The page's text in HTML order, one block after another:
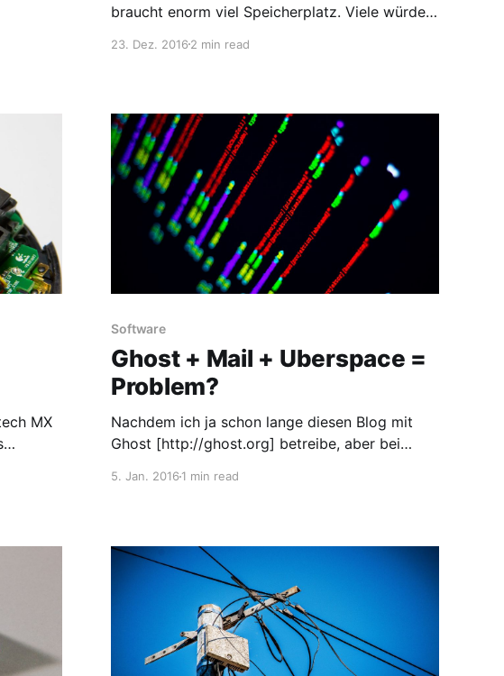
braucht enorm viel Speicherplatz. Viele würden
anschaffen, ich hingegen lege mir einen kleinen
Das ist ja aber alles nichts Neues, schließlich
23. Dez. 20162 min read
MX
Software
Ghost + Mail + Uberspace =
Problem?
Nachdem ich ja schon lange diesen Blog mit
Ghost [http://ghost.org] betreibe, aber bei
hierzu auf deine Doku
[http://docs.ghost.org/de/mail/
5. Jan. 20161 min read